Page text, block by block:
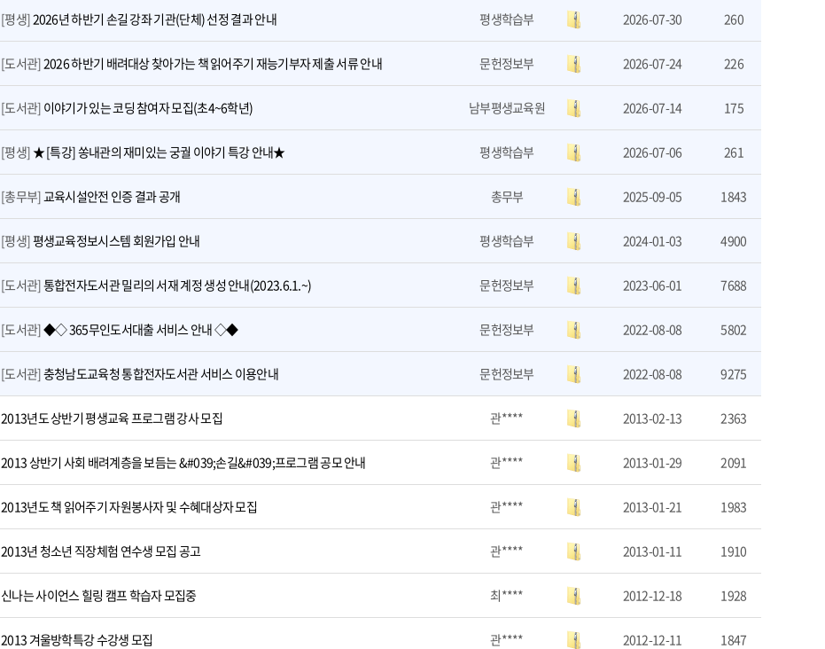
[평생]2026년 하반기 손길 강좌 기관(단체) 선정 결과 안내 평생학습부 2026-07-30 260
[도서관]2026 하반기 배려대상 찾아가는 책 읽어주기 재능기부자 제출 서류 안내 문헌정보부 2026-07-24 226
[도서관] 이야기가 있는 코딩 참여자 모집(초4~6학년) 남부평생교육원 2026-07-14 175
[평생]★ [특강] 쏭내관의 재미있는 궁궐 이야기 특강 안내★ 평생학습부 2026-07-06 261
[총무부]교육시설안전 인증 결과 공개 총무부 2025-09-05 1843
[평생]평생교육정보시스템 회원가입 안내 평생학습부 2024-01-03 4900
[도서관]통합전자도서관 밀리의 서재 계정 생성 안내(2023.6.1.~) 문헌정보부 2023-06-01 7688
[도서관]◆◇ 365무인도서대출 서비스 안내 ◇◆ 문헌정보부 2022-08-08 5802
[도서관]충청남도교육청 통합전자도서관 서비스 이용안내 문헌정보부 2022-08-08 9275
2013년도 상반기 평생교육 프로그램 강사 모집 관**** 2013-02-13 2363
2013 상반기 사회 배려계층을 보듬는 &#039;손길&#039;프로그램 공모 안내 관**** 2013-01-29 2091
2013년도 책 읽어주기 자원봉사자 및 수혜대상자 모집 관**** 2013-01-21 1983
2013년 청소년 직장체험 연수생 모집 공고 관**** 2013-01-11 1910
신나는 사이언스 힐링 캠프 학습자 모집중 최**** 2012-12-18 1928
2013 겨울방학특강 수강생 모집 관**** 2012-12-11 1847